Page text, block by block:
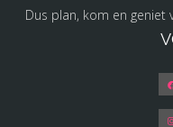
Dus plan, kom en geniet